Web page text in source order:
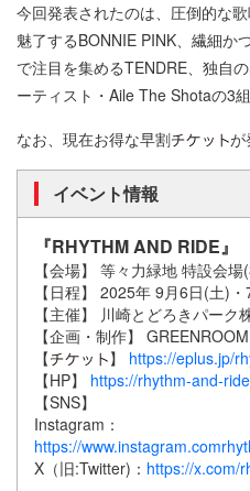
今回発表されたのは、圧倒的な
魅了するBONNIE PINK、繊細か
で注目を集めるTENDRE、独自
ーティスト・Aile The Shotaの3組
なお、現在お得な早割
が
イベント情報
『RHYTHM AND RIDE』
【会場】 等々力緑地 特設会
【日程】 2025年 9月6日(土)
【主催】 川崎とどろきパーク
【企画・制作】
【
】 https://eplus.jp/
【HP】 https://rhythm-and-
【SNS】
Instagram：
https://
X（旧:Twitter)： https://x.com/